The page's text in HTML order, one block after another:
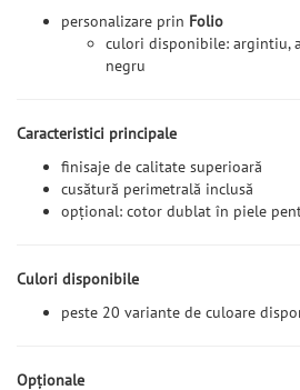
personalizare prin Folio
culori disponibile: argintiu,
negru
Caracteristici principale
finisaje de calitate superioară
cusătură perimetrală inclusă
opțional: cotor dublat în piele
Culori disponibile
peste 20 variante de culoare
Opționale